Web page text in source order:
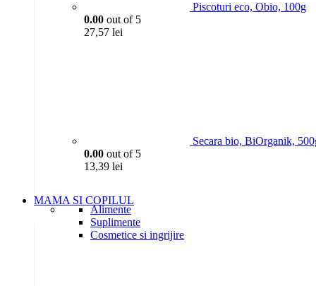
Piscoturi eco, Obio, 100g
0.00 out of 5
27,57 lei
Secara bio, BiOrganik,
0.00 out of 5
13,39 lei
MAMA SI COPILUL
Alimente
Suplimente
Cosmetice si ingrijire